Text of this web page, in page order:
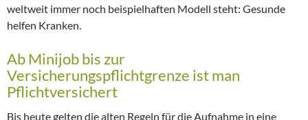
weltweit immer noch beispielhaften Modell steht: Gesunde
helfen Kranken.
Ab Minijob bis zur
Versicherungspflichtgrenze ist man
Pflichtversichert
Bis heute gelten die alten Regeln für die Aufnahme in eine